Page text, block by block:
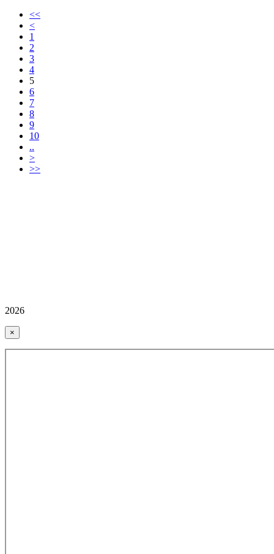
<<
<
1
2
3
4
5
6
7
8
9
10
..
>
>>
2026
×